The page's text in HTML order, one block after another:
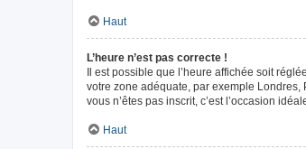
Haut
L’heure n’est pas correcte !
Il est possible que l’heure affichée soit
votre zone adéquate, par exemple Londres,
vous n’êtes pas inscrit, c’est l’occasion
Haut